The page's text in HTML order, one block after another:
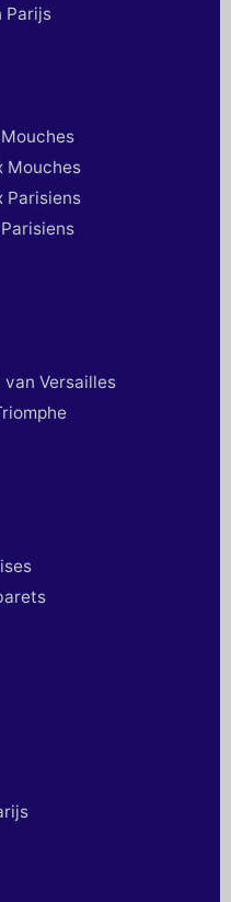
Parijs
Mouches
Parisiens
Versailles